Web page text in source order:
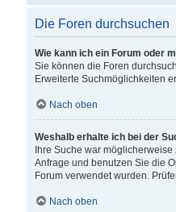
Die Foren durchsuchen
Wie kann ich ein Forum oder
Sie können die Foren
Erweiterte Suchmöglichkeiten
Nach oben
Weshalb erhalte ich bei der
Ihre Suche war
Anfrage und benutzen Sie die
Forum verwendet wurden.
Nach oben